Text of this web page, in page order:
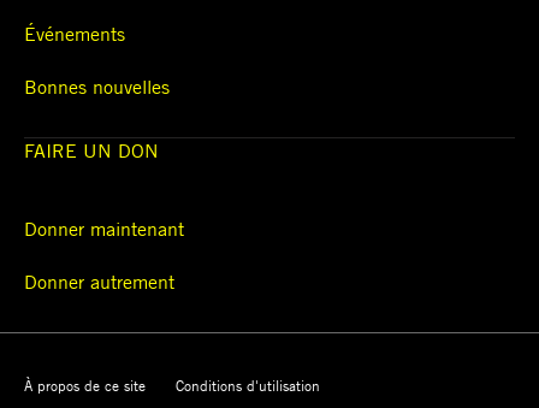
Événements
Bonnes nouvelles
FAIRE UN DON
Donner maintenant
Donner autrement
À propos de ce site Conditions d'utilisation